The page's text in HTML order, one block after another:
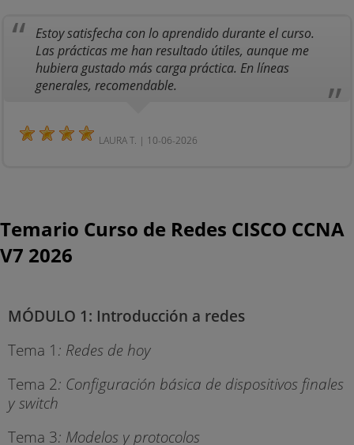
Estoy satisfecha con lo aprendido durante el curso.
Las prácticas me han resultado útiles, aunque me
hubiera gustado más carga práctica. En líneas
generales, recomendable.
LAURA T. | 10-06-2026
Temario Curso de Redes CISCO CCNA
V7 2026
MÓDULO 1: Introducción a redes
Tema 1: Redes de hoy
Tema 2: Configuración básica de dispositivos finales
y switch
Tema 3: Modelos y protocolos